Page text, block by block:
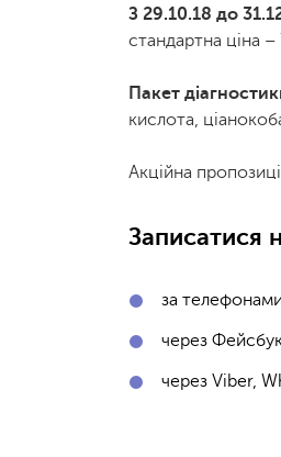
З 29.10.18 до
стандартна ціна –
Пакет
кислота,
Акційна
Записатися
за
через
через Viber,